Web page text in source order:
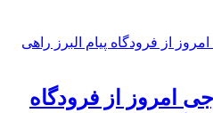
امروز از فرودگاه